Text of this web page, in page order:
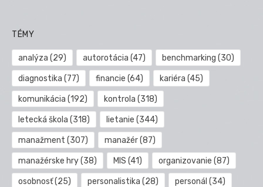
TÉMY
analýza (29) autorotácia (47) benchmarking (30)
diagnostika (77) financie (64) kariéra (45)
komunikácia (192) kontrola (318)
letecká škola (318) lietanie (344)
manažment (307) manažér(87)
manažérske hry(38) MIS (41) organizovanie (87)
osobnosť(25) personalistika (28) personál (34)